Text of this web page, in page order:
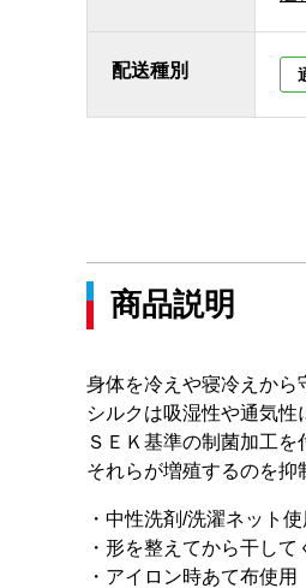
配送種別
商品説明
身体を冷えや寝冷えから
シルクは吸湿性や通気性
ＳＥＫ基準の制菌加工
それらが増殖するのを抑
・中性洗剤/洗濯ネット使
・形を整えてから干して
・アイロン時あて布使用